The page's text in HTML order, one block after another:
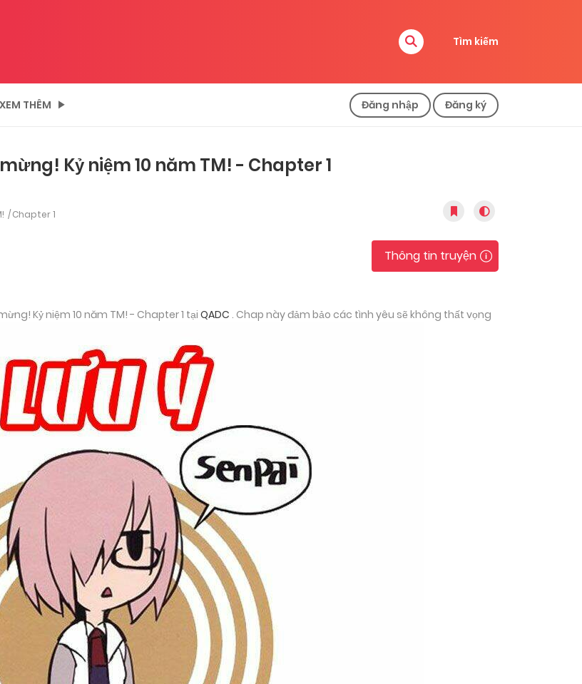
Tìm kiếm
XEM THÊM Đăng nhập Đăng ký
Kỷ niệm 10 năm TM! - Chapter 1
Chapter 1
Thông tin truyện
Kỷ niệm 10 năm TM! - Chapter 1 tại QADC . Chap này đảm bảo các tình yêu sẽ không thất vọng